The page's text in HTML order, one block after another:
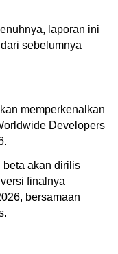
laporan ini
sebelumnya
memperkenalkan
Developers
beta akan dirilis
finalnya
bersamaan